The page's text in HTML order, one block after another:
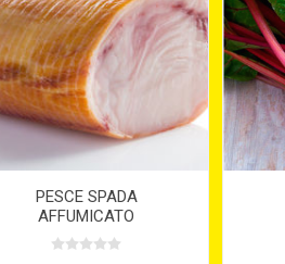
PESCE SPADA
AFFUMICATO